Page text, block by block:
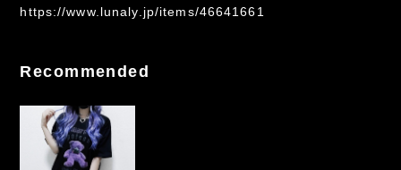
https://www.lunaly.jp/items/46641661
Recommended